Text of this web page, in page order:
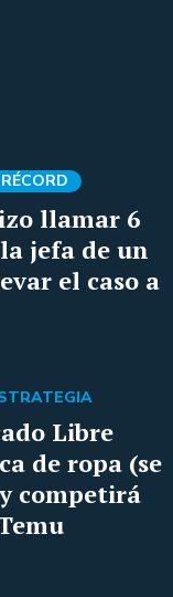
llamar 6
jefa de un
el caso a
Libre
de ropa (se
competirá